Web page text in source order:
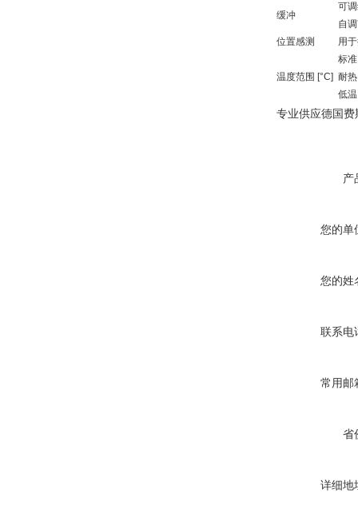
缓冲
可
自
位置感测
用
温度范围 [°C]
标
耐
低
专业供应德国
产
您的单
您的姓
联系电
常用邮
省
详细地